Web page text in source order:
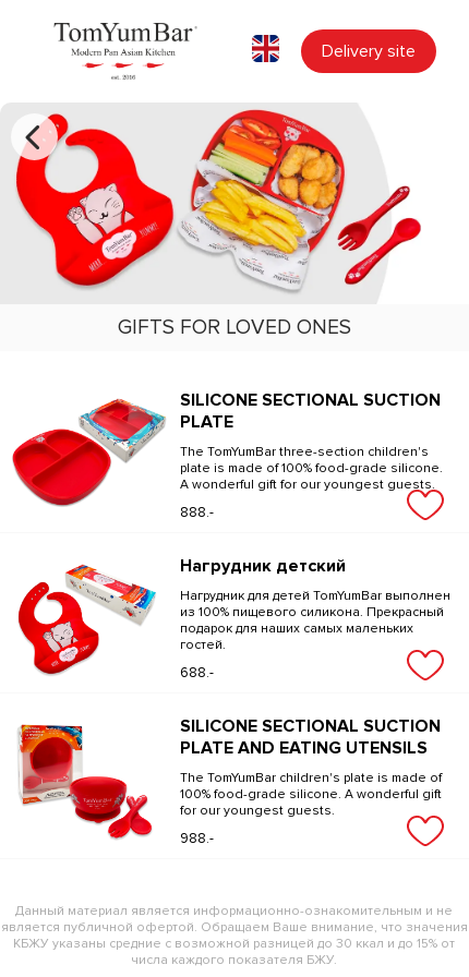
Delivery site
GIFTS FOR LOVED ONES
SILICONE SECTIONAL SUCTION
PLATE
The TomYumBar three-section children's
plate is made of 100% food-grade silicone.
A wonderful gift for our youngest guests.
888.-
Нагрудник детский
Нагрудник для детей TomYumBar выполнен
из 100% пищевого силикона. Прекрасный
подарок для наших самых маленьких
гостей.
688.-
SILICONE SECTIONAL SUCTION
PLATE AND EATING UTENSILS
The TomYumBar children's plate is made of
100% food-grade silicone. A wonderful gift
for our youngest guests.
988.-
Данный материал является информационно-ознакомительным и не
является публичной офертой. Обращаем Ваше внимание, что значения
КБЖУ указаны средние с возможной разницей до 30 ккал и до 15% от
числа каждого показателя БЖУ.